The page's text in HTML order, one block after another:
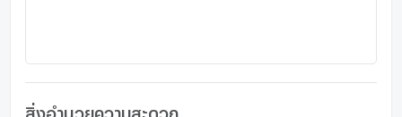
สิ่งอำนวยความสะดวก